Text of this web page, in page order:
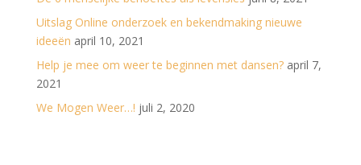
Uitslag Online onderzoek en bekendmaking nieuwe
ideeën april 10, 2021
Help je mee om weer te beginnen met dansen? april 7,
2021
We Mogen Weer…! juli 2, 2020